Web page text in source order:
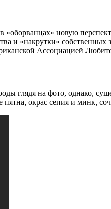
новую
«накрутки» собственных
Ассоциацией
глядя на фото, однако,
окрас сепия и минк,